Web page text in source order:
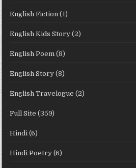
English Fiction (1)
English Kids Story (2)
English Poem (8)
English Story (8)
English Travelogue (2)
Full Site (359)
Hindi (6)
Hindi Poetry (6)